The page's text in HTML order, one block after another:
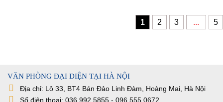
1 2 3 ... 5
VĂN PHÒNG ĐẠI DIỆN TẠI HÀ NỘI
Địa chỉ: Lô 33, BT4 Bán Đảo Linh Đàm, Hoàng Mai, Hà Nội
Số điện thoại: 036 992 5855 - 096 555 0672